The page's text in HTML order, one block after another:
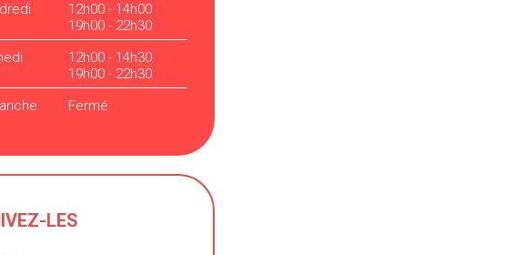
12h00 - 14h00
19h00 - 22h30
12h00 - 14h30
19h00 - 22h30
Fermé
LES